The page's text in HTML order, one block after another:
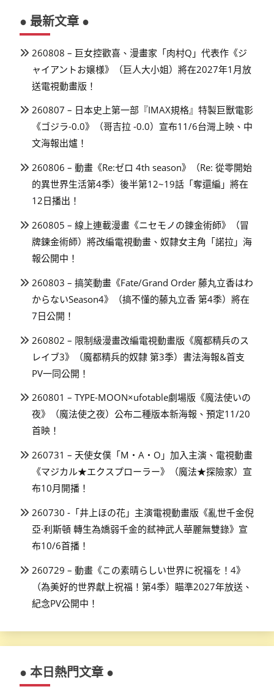
● 最新文章 ●
260808 – 巨女控歡喜、漫畫家「肉村Q」代表作《ジ
ャイアントお嬢様》（巨人大小姐）將在2027年1月放
送電視動畫版！
260807 – 日本史上第一部『IMAX規格』特製巨獸電影
《ゴジラ-0.0》（哥吉拉 -0.0）宣布11/6台灣上映、中
文海報出爐！
260806 – 動畫《Re:ゼロ 4th season》（Re: 從零開始
的異世界生活第4季）後半第12~19話「奪還編」將在
12日播出！
260805 – 線上連載漫畫《ニセモノの錬金術師》（冒
牌鍊金術師）將改編電視動畫、奴隸女主角「諾拉」海
報公開中！
260803 – 搞笑動畫《Fate/Grand Order 藤丸立香はわ
からないSeason4》（搞不懂的藤丸立香 第4季）將在
7日公開！
260802 – 限制級漫畫改編電視動畫版《魔都精兵のス
レイブ3》（魔都精兵的奴隸 第3季）書法海報&首支
PV一同公開！
260801 – TYPE-MOON×ufotable劇場版《魔法使いの
夜》（魔法使之夜）公布二種版本新海報、預定11/20
首映！
260731 – 天使女僕「M・A・O」加入主演、電視動畫
《マジカル★エクスプローラー》（魔法★探險家）宣
布10月開播！
260730 -「井上ほの花」主演電視動畫版《亂世千金倪
亞·利斯頓 轉生為嬌弱千金的弒神武人華麗無雙錄》宣
布10/6首播！
260729 – 動畫《この素晴らしい世界に祝福を！4》
（為美好的世界獻上祝福！第4季）瞄準2027年放送、
紀念PV公開中！
● 本日熱門文章 ●